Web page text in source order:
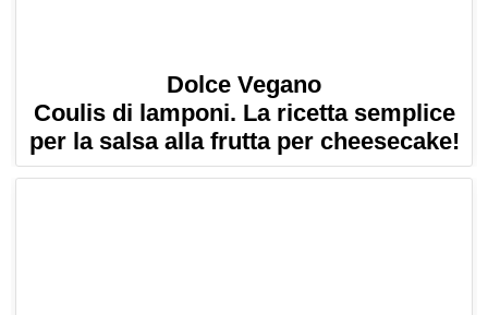
Dolce Vegano
Coulis di lamponi. La ricetta semplice
per la salsa alla frutta per cheesecake!